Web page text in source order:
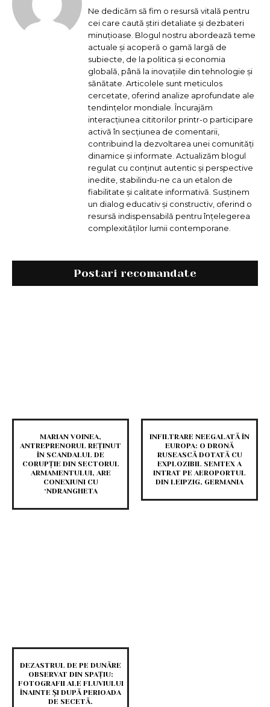
Ne dedicăm să fim o resursă vitală pentru
cei care caută știri detaliate și dezbateri
minuțioase. Blogul nostru abordează teme
actuale și acoperă o gamă largă de
subiecte, de la politica și economia
globală, până la inovațiile din tehnologie și
sănătate. Articolele sunt meticulos
cercetate, oferind analize aprofundate ale
tendințelor mondiale. Încurajăm
interacțiunea cititorilor printr-o participare
activă în secțiunea de comentarii,
contribuind la dezvoltarea unei comunități
dinamice și informate. Actualizăm blogul
regulat cu conținut autentic și perspective
inedite, stabilindu-ne ca un etalon de
fiabilitate și calitate informativă. Susținem
un dialog educativ și constructiv, oferind o
resursă indispensabilă pentru înțelegerea
complexităților lumii contemporane.
Postari recomandate
MARIAN VOINEA,
ANTREPRENORUL REȚINUT
ÎN SCANDALUL DE
CORUPȚIE DIN SECTORUL
ARMAMENTULUI, ARE
CONEXIUNI CU
‘NDRANGHETA
INFILTRARE NEEGALATĂ ÎN
EUROPA: O DRONĂ
RUSEASCĂ DOTATĂ CU
EXPLOZIBIL SEMTEX A
INTRAT PE AEROPORTUL
DIN LEIPZIG, GERMANIA
DEZASTRUL DE PE DUNĂRE
OBSERVAT DIN SPAȚIU:
FOTOGRAFII ALE FLUVIULUI
ÎNAINTE ȘI DUPĂ PERIOADA
DE SECETĂ.